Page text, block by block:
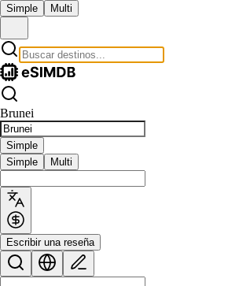
Simple Multi
Brunei
Simple
Simple
Multi
Escribir una reseña